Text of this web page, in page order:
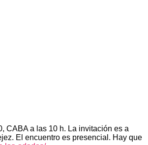
CABA a las 10 h. La invitación es a
El encuentro es presencial. Hay que